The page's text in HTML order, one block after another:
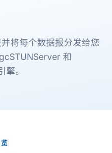
将每个数据报分发给您
和
擎。